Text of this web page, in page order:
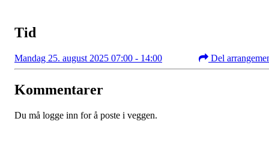
Tid
Mandag 25. august 2025 07:00 - 14:00 Del
Kommentarer
Du må logge inn for å poste i veggen.